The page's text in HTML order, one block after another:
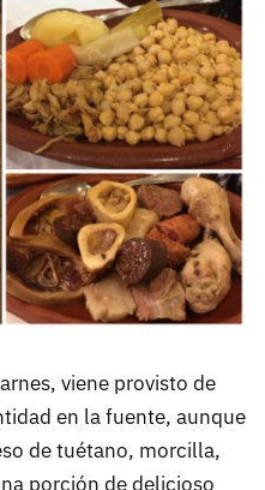
viene provisto de
en la fuente, aunque
de tuétano, morcilla,
porción de delicioso